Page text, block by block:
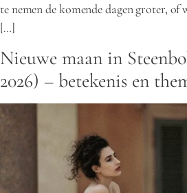
te nemen de komende dagen groter,
[…]
Nieuwe maan in
2026) – betekenis en